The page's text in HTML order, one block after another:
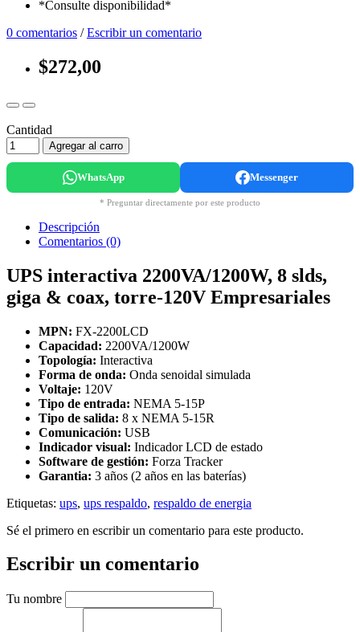
*Consulte disponibilidad*
0 comentarios /Escribir un comentario
$272,00
Cantidad
Agregar al carro
WhatsApp Messenger
* Preguntar directamente por este producto
Descripción
Comentarios (0)
UPS interactiva 2200VA/1200W, 8 slds,
giga & coax, torre-120V Empresariales
MPN: FX-2200LCD
Capacidad: 2200VA/1200W
Topología: Interactiva
Forma de onda: Onda senoidal simulada
Voltaje: 120V
Tipo de entrada: NEMA 5-15P
Tipo de salida: 8 x NEMA 5-15R
Comunicación: USB
Indicador visual: Indicador LCD de estado
Software de gestión: Forza Tracker
Garantia: 3 años (2 años en las baterías)
Etiquetas: ups, ups respaldo, respaldo de energia
Sé el primero en escribir un comentario para este producto.
Escribir un comentario
Tu nombre